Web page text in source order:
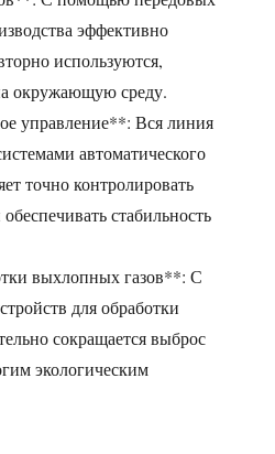
эффективно
используются,
окружающую среду.
управление**: Вся линия
автоматического
точно контролировать
стабильность
выхлопных газов**: С
для обработки
сокращается выброс
экологическим